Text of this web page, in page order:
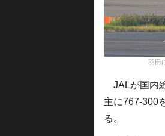
羽田
JALが国内
主に767-300
る。